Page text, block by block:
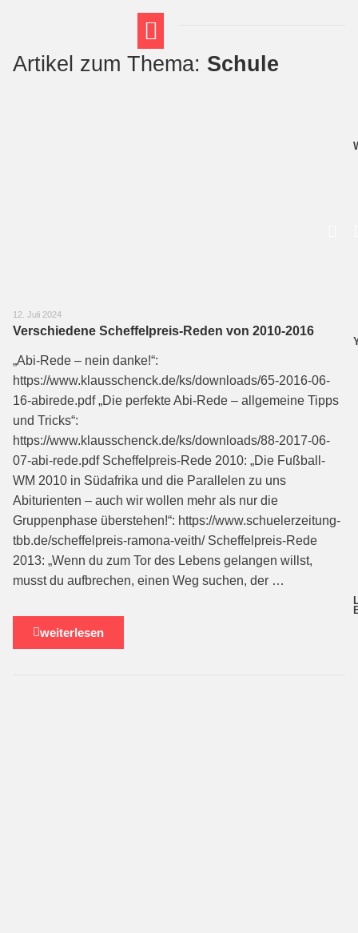
Artikel zum Thema: Schule
12. Juli 2024
Verschiedene Scheffelpreis-Reden von 2010-2016
„Abi-Rede – nein danke!“:
https://www.klausschenck.de/ks/downloads/65-2016-06-
16-abirede.pdf „Die perfekte Abi-Rede – allgemeine Tipps
und Tricks“:
https://www.klausschenck.de/ks/downloads/88-2017-06-
07-abi-rede.pdf Scheffelpreis-Rede 2010: „Die Fußball-
WM 2010 in Südafrika und die Parallelen zu uns
Abiturienten – auch wir wollen mehr als nur die
Gruppenphase überstehen!“: https://www.schuelerzeitung-
tbb.de/scheffelpreis-ramona-veith/ Scheffelpreis-Rede
2013: „Wenn du zum Tor des Lebens gelangen willst,
musst du aufbrechen, einen Weg suchen, der …
weiterlesen